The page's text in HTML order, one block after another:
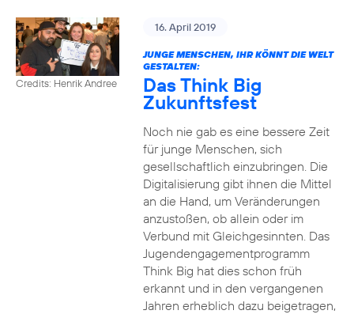
Credits: Henrik Andree
16. April 2019
JUNGE MENSCHEN, IHR KÖNNT DIE WELT
GESTALTEN:
Das Think Big
Zukunftsfest
Noch nie gab es eine bessere Zeit
für junge Menschen, sich
gesellschaftlich einzubringen. Die
Digitalisierung gibt ihnen die Mittel
an die Hand, um Veränderungen
anzustoßen, ob allein oder im
Verbund mit Gleichgesinnten. Das
Jugendengagementprogramm
Think Big hat dies schon früh
erkannt und in den vergangenen
Jahren erheblich dazu beigetragen,